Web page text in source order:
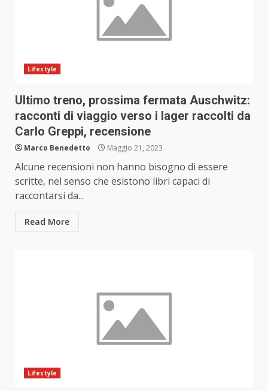
Lifestyle
Ultimo treno, prossima fermata Auschwitz:
racconti di viaggio verso i lager raccolti da
Carlo Greppi, recensione
Marco Benedetto Maggio 21, 2023
Alcune recensioni non hanno bisogno di essere
scritte, nel senso che esistono libri capaci di
raccontarsi da...
Read More
Lifestyle